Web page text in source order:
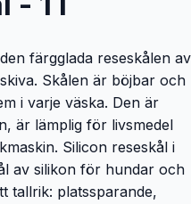
färgglada reseskålen av
Skålen är böjbar och
i varje väska. Den är
är lämplig för livsmedel
Silicon reseskål i
av silikon för hundar och
tallrik: platssparande,